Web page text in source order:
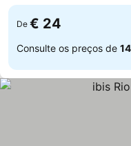
De € 24
Consulte os preços de